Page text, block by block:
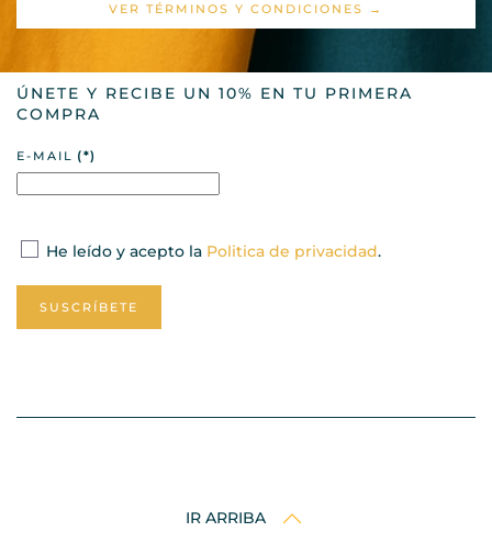
VER TÉRMINOS Y CONDICIONES →
ÚNETE Y RECIBE UN 10% EN TU PRIMERA
COMPRA
E-MAIL (*)
He leído y acepto la Politica de privacidad.
SUSCRÍBETE
IR ARRIBA